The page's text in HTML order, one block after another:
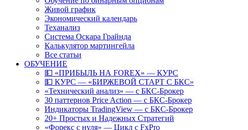
Живой график
Экономический календарь
Теханализ
Система Оскара Грайнда
Калькулятор мартингейла
Все статьи
ОБУЧЕНИЕ
💵 «ПРИБЫЛЬ НА FOREX» — КУРС
💵 КУРС — «БИРЖЕВОЙ СТАРТ С БКС»
«Технический анализ» — с БКС-Брокер
30 паттернов Price Action — с БКС-Брокер
Индикаторы TradingView — с БКС-Брокер
20+ Простых и Надежных Стратегий
«Форекс с нуля» — Цикл с FxPro